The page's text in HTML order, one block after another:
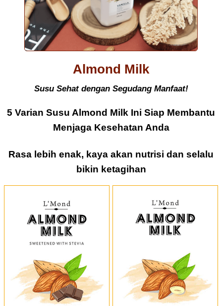
Almond Milk
Susu Sehat dengan Segudang Manfaat!
5 Varian Susu Almond Milk Ini Siap Membantu
Menjaga Kesehatan Anda
Rasa lebih enak, kaya akan nutrisi dan selalu
bikin ketagihan